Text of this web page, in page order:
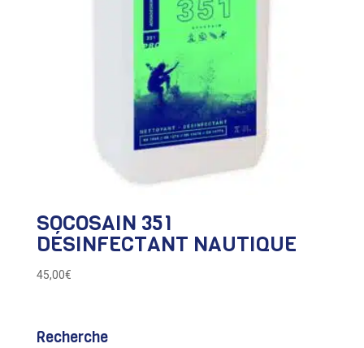
SOCOSAIN 351
DÉSINFECTANT NAUTIQUE
45,00€
Recherche